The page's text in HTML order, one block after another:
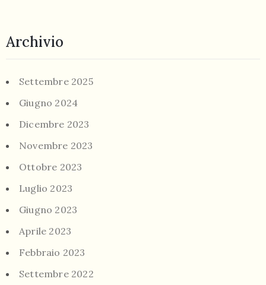
Archivio
Settembre 2025
Giugno 2024
Dicembre 2023
Novembre 2023
Ottobre 2023
Luglio 2023
Giugno 2023
Aprile 2023
Febbraio 2023
Settembre 2022